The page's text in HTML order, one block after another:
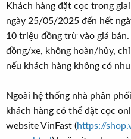
Khách hàng đặt cọc trong
ngày 25/05/2025 đến hết
10 triệu đồng trừ vào giá
đồng/xe, không hoàn/hủy,
nếu khách hàng không có
Ngoài hệ thống nhà phân
khách hàng có thể đặt cọc
website VinFast (https://